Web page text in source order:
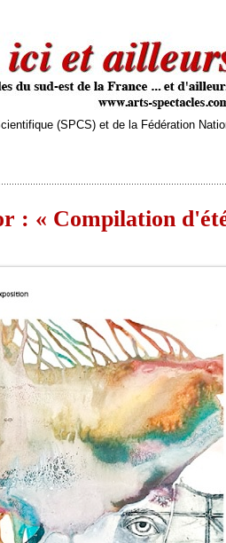
(SPCS) et de la Fédération
: « Compilation